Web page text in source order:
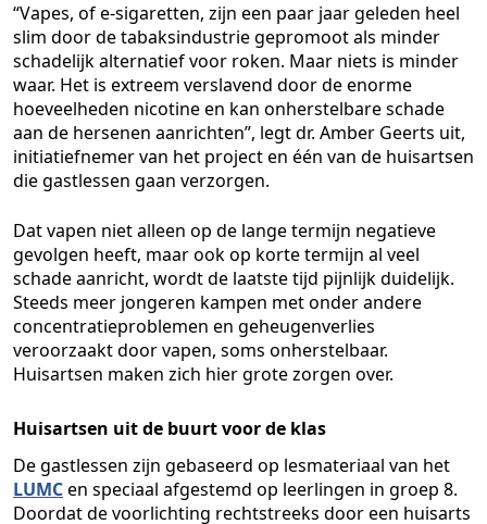
“Vapes, of e-sigaretten, zijn een paar jaar geleden heel
slim door de tabaksindustrie gepromoot als minder
schadelijk alternatief voor roken. Maar niets is minder
waar. Het is extreem verslavend door de enorme
hoeveelheden nicotine en kan onherstelbare schade
aan de hersenen aanrichten”, legt dr. Amber Geerts uit,
initiatiefnemer van het project en één van de huisartsen
die gastlessen gaan verzorgen.
Dat vapen niet alleen op de lange termijn negatieve
gevolgen heeft, maar ook op korte termijn al veel
schade aanricht, wordt de laatste tijd pijnlijk duidelijk.
Steeds meer jongeren kampen met onder andere
concentratieproblemen en geheugenverlies
veroorzaakt door vapen, soms onherstelbaar.
Huisartsen maken zich hier grote zorgen over.
Huisartsen uit de buurt voor de klas
De gastlessen zijn gebaseerd op lesmateriaal van het
LUMCen speciaal afgestemd op leerlingen in groep 8.
Doordat de voorlichting rechtstreeks door een huisarts